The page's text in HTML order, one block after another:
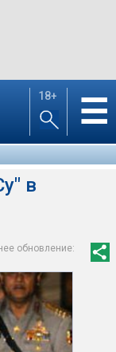
18+ ☰
в
обновление: